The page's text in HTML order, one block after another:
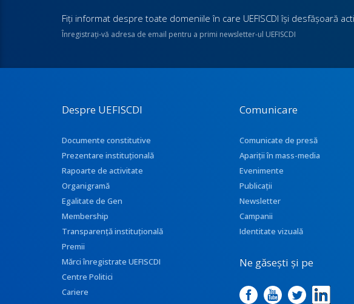
Fiţi informat despre toate domeniile în care UEFISCDI îşi desfăşoară
Înregistraţi-vă adresa de email pentru a primi newsletter-ul UEFISCDI
Despre UEFISCDI
Documente constitutive
Prezentare instituţională
Rapoarte de activitate
Organigramă
Egalitate de Gen
Membership
Transparenţă instituţională
Premii
Mărci înregistrate UEFISCDI
Centre Politici
Cariere
Comunicare
Comunicate de presă
Apariţii în mass-media
Evenimente
Publicații
Newsletter
Campanii
Identitate vizuală
Ne găsești și pe